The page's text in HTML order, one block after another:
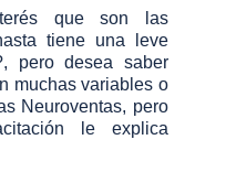
que son las
tiene una leve
pero desea saber
muchas variables o
Neuroventas, pero
le explica